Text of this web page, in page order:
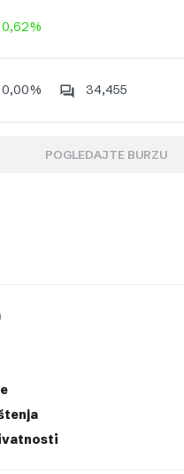
0,62%
0,00% 34,455
POGLEDAJTE BURZU